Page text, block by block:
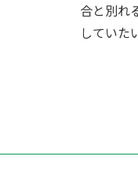
合と別れ
していた